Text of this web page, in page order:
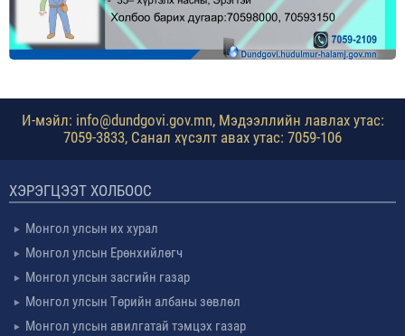
И-мэйл: info@dundgovi.gov.mn, Мэдээллийн лавлах утас:
7059-3833, Санал хүсэлт авах утас: 7059-106
ХЭРЭГЦЭЭТ ХОЛБООС
Монгол улсын их хурал
Монгол улсын Ерөнхийлөгч
Монгол улсын засгийн газар
Монгол улсын Төрийн албаны зөвлөл
Монгол улсын авилгатай тэмцэх газар